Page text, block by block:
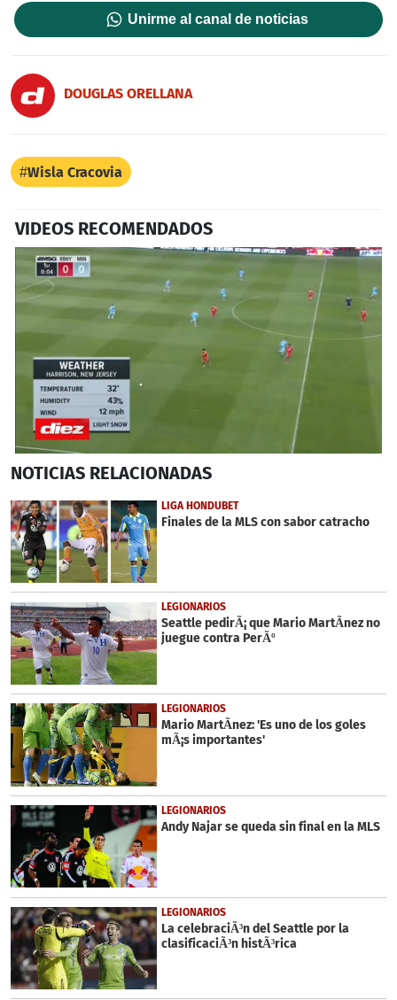
Unirme al canal de noticias
DOUGLAS ORELLANA
Wisla Cracovia
VIDEOS RECOMENDADOS
seconds
7
minutes,
40
seconds
NOTICIAS RELACIONADAS
LIGA HONDUBET
Finales de la MLS con sabor catracho
LEGIONARIOS
Seattle pedirÃ¡ que Mario MartÃ­nez no
juegue contra PerÃº
LEGIONARIOS
Mario MartÃ­nez: 'Es uno de los goles
mÃ¡s importantes'
LEGIONARIOS
Andy Najar se queda sin final en la MLS
LEGIONARIOS
La celebraciÃ³n del Seattle por la
clasificaciÃ³n histÃ³rica